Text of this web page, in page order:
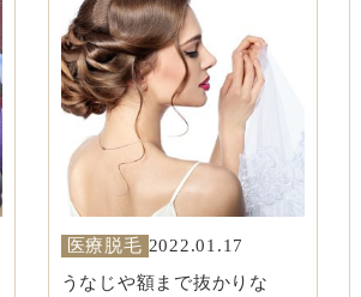
医療脱毛 2022.01.17
うなじや額まで抜かりな